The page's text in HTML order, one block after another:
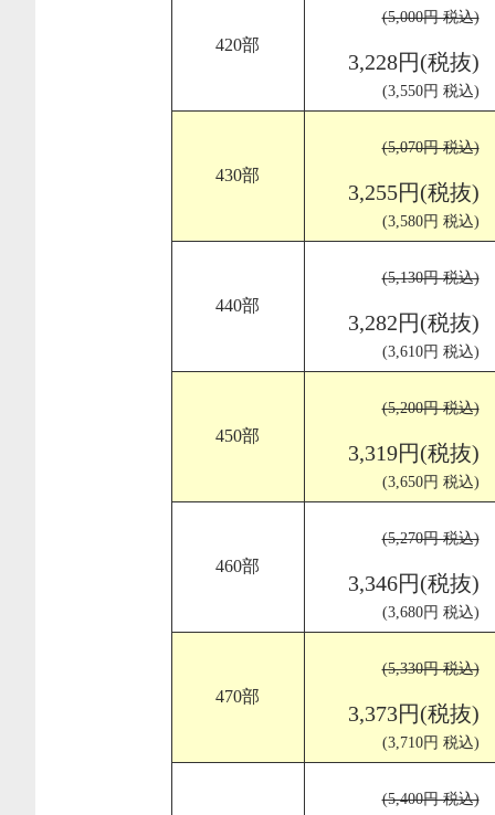
420部
(5,000円 税込)
3,228円(税抜)
(3,550円 税込)
430部
(5,070円 税込)
3,255円(税抜)
(3,580円 税込)
440部
(5,130円 税込)
3,282円(税抜)
(3,610円 税込)
450部
(5,200円 税込)
3,319円(税抜)
(3,650円 税込)
460部
(5,270円 税込)
3,346円(税抜)
(3,680円 税込)
470部
(5,330円 税込)
3,373円(税抜)
(3,710円 税込)
(5,400円 税込)